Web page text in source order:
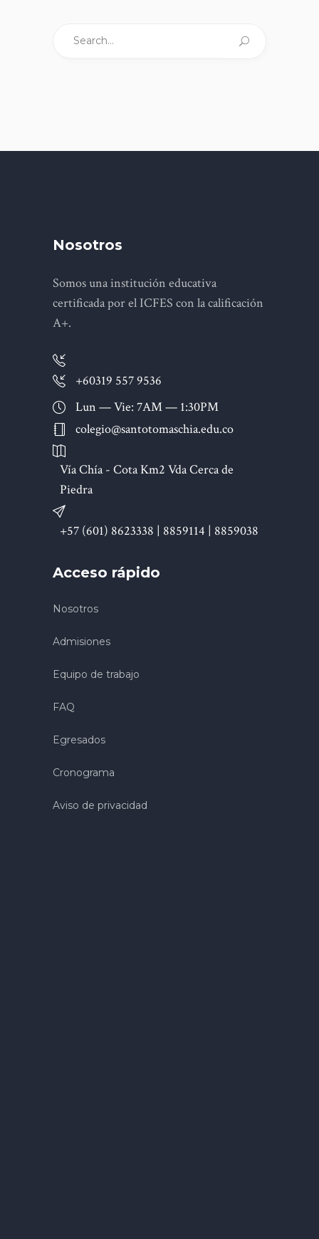
Search
Nosotros
Somos una institución educativa
certificada por el ICFES con la calificación
A+.
+60319 557 9536
Lun — Vie: 7AM — 1:30PM
colegio@santotomaschia.edu.co
Vía Chía - Cota Km2 Vda Cerca de
Piedra
+57 (601) 8623338 | 8859114 | 8859038
Acceso rápido
Nosotros
Admisiones
Equipo de trabajo
FAQ
Egresados
Cronograma
Aviso de privacidad